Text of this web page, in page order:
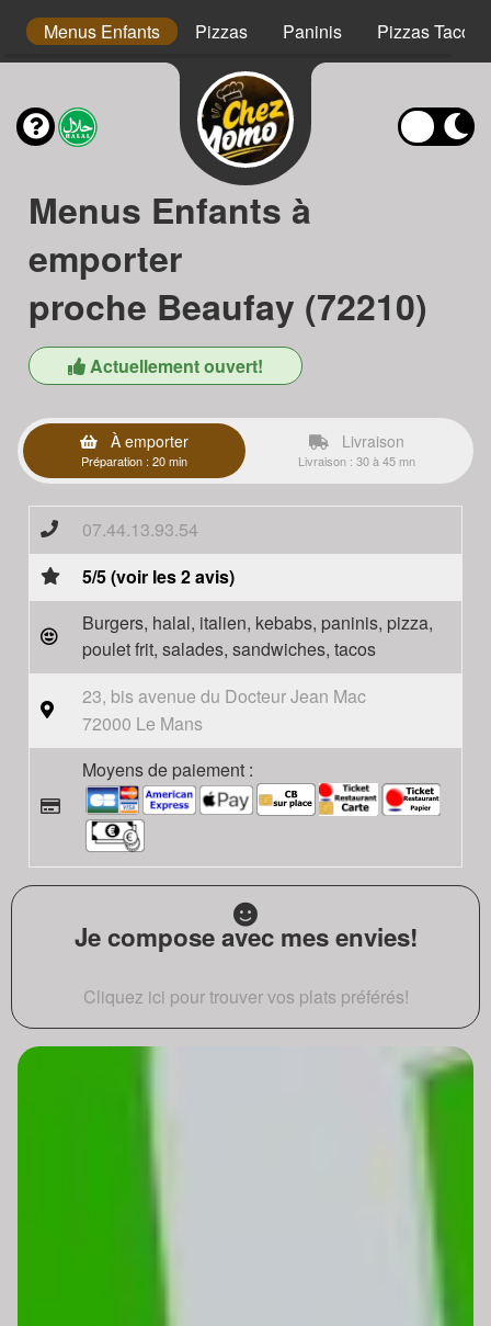
Menus Enfants Pizzas Paninis Pizzas Tacos
Menus Enfants à
emporter
proche Beaufay (72210)
Actuellement ouvert!
À emporter
Préparation : 20 min
Livraison
Livraison : 30 à 45 mn
07.44.13.93.54
5/5 (voir les 2 avis)
Burgers, halal, italien, kebabs, paninis, pizza,
poulet frit, salades, sandwiches, tacos
23, bis avenue du Docteur Jean Mac
72000 Le Mans
Moyens de paiement :
Je compose avec mes envies!
Cliquez ici pour trouver vos plats préférés!